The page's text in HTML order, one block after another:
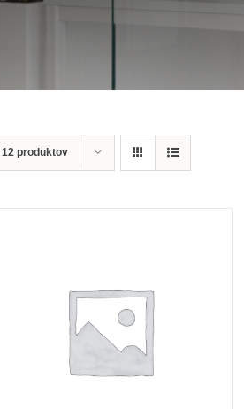
12 produktov